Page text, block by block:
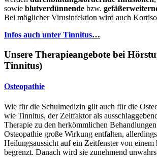
sowie blutverdünnende bzw.
Bei möglicher Virusinfektion wird auch
Infos auch unter Tinnitus…
Unsere Therapieangebote bei
Tinnitus)
Osteopathie
Wie für die Schulmedizin gilt auch für die
wie Tinnitus, der Zeitfaktor als
Therapie zu den herkömmlichen
Osteopathie große Wirkung entfalten,
Heilungsaussicht auf ein Zeitfenster von einem
begrenzt. Danach wird sie zunehmend